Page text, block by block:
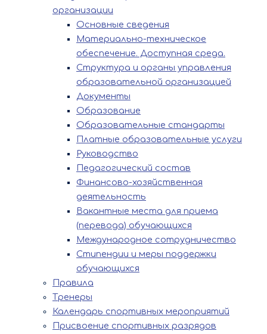
организации
Основные сведения
Материально-техническое
обеспечение. Доступная среда.
Структура и органы управления
образовательной организацией
Документы
Образование
Образовательные стандарты
Платные образовательные услуги
Руководство
Педагогический состав
Финансово-хозяйственная
деятельность
Вакантные места для приема
(перевода) обучающихся
Международное сотрудничество
Стипендии и меры поддержки
обучающихся
Правила
Тренеры
Календарь спортивных мероприятий
Присвоение спортивных разрядов